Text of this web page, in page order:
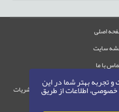
تجربه بهتر شما در این
اطلاعات از طریق
اصلی
سایت
با ما
متعلق به سامانه مدیریت نشریات